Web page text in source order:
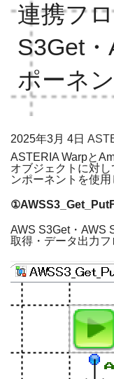
連携フ
S3Get
ポーネ
2025年3月 4日
ASTERIA Warpと
オブジェクトに対し
ンポーネントを使用
①
AWS S3Get・ AWS
取得・データ出力